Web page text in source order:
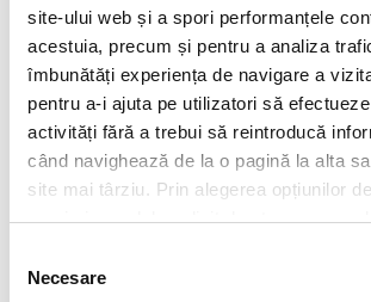
site-ului web și a spori performanțele
acestuia, precum și pentru a analiza
îmbunătăți experiența de navigare a
pentru a-i ajuta pe utilizatori să
activități fără a trebui să reintroducă
când navighează de la o pagină la alta
site mai târziu. Prin alegerea opțiunilor
exprimi acordul explicit de stocare a
consimțământului
Necesare
I agree that my personal data contained in my
cover letter, any recommendations provided, if
employment/collaboration opportunities by using the